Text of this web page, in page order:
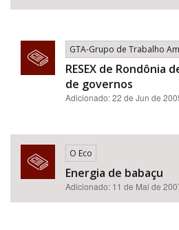
GTA-Grupo de Trabalho
RESEX de Rondônia
de governos
Adicionado: 22 de Jun de
O Eco
Energia de babaçu
Adicionado: 11 de Mai de